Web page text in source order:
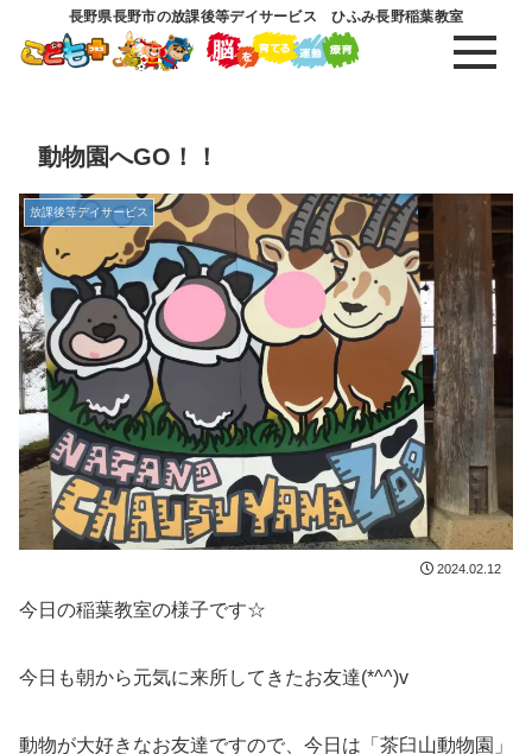
長野県長野市の放課後等デイサービス ひふみ長野稲葉教室
動物園へGO！！
放課後等デイサービス
2024.02.12
今日の稲葉教室の様子です☆
今日も朝から元気に来所してきたお友達(*^^)v
動物が大好きなお友達ですので、今日は「茶臼山動物園」